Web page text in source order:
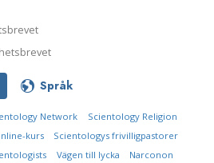
Språk
Network
Scientology Religion
kurs
Scientologys frivilligpastorer
Vägen till lycka Narconon